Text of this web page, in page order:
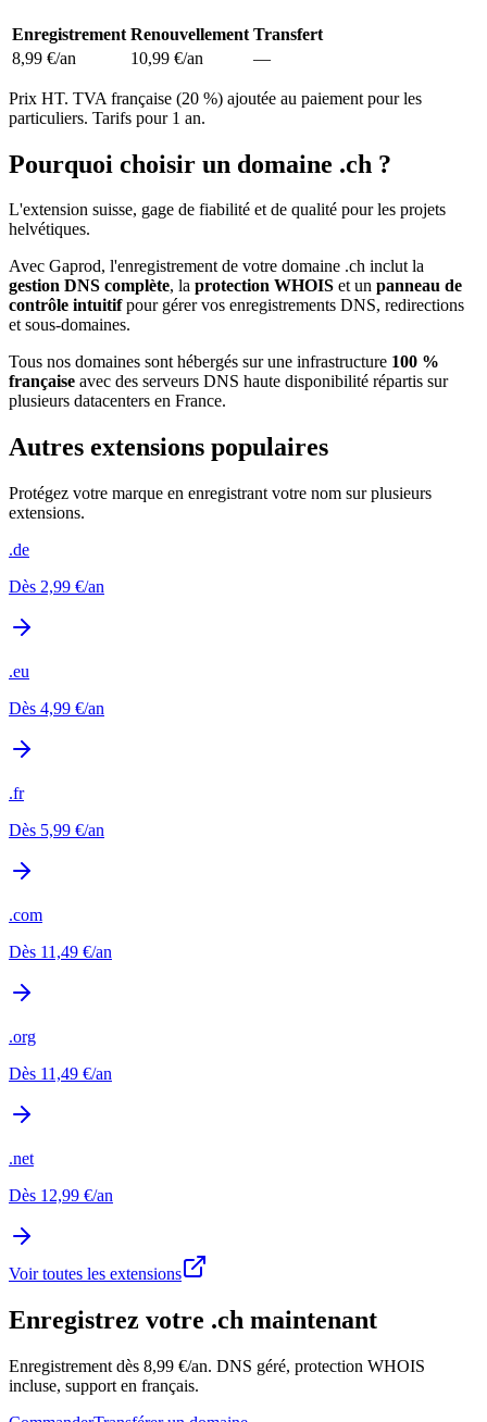
Enregistrement Renouvellement Transfert
8,99 €/an 10,99 €/an —
Prix HT. TVA française (20 %) ajoutée au paiement pour les
particuliers. Tarifs pour 1 an.
Pourquoi choisir un domaine .ch ?
L'extension suisse, gage de fiabilité et de qualité pour les projets
helvétiques.
Avec Gaprod, l'enregistrement de votre domaine .ch inclut la
gestion DNS complète, la protection WHOIS et un panneau de
contrôle intuitifpour gérer vos enregistrements DNS, redirections
et sous-domaines.
Tous nos domaines sont hébergés sur une infrastructure 100 %
française avec des serveurs DNS haute disponibilité répartis sur
plusieurs datacenters en France.
Autres extensions populaires
Protégez votre marque en enregistrant votre nom sur plusieurs
extensions.
.de
Dès 2,99 €/an
.eu
Dès 4,99 €/an
.fr
Dès 5,99 €/an
.com
Dès 11,49 €/an
.org
Dès 11,49 €/an
.net
Dès 12,99 €/an
Voir toutes les extensions
Enregistrez votre .ch maintenant
Enregistrement dès 8,99 €/an. DNS géré, protection WHOIS
incluse, support en français.